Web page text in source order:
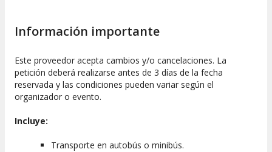
Información importante
Este proveedor acepta cambios y/o cancelaciones. La
petición deberá realizarse antes de 3 días de la fecha
reservada y las condiciones pueden variar según el
organizador o evento.
Incluye:
Transporte en autobús o minibús.